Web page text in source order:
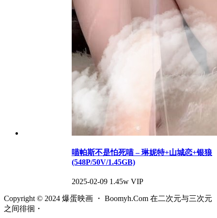
喵帕斯不是怕死喵 – 琳妮特+山城恋+银狼
(548P/50V/1.45GB)
2025-02-09 1.45w VIP
Copyright © 2024 爆蛋映画 ・ Boomyh.Com 在二次元与三次元
之间徘徊・